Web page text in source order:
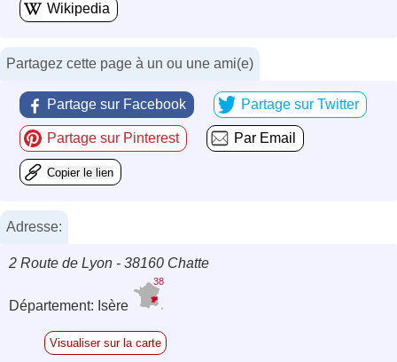
Wikipedia
Partagez cette page à un ou une ami(e)
Partage sur Facebook Partage sur Twitter
Partage sur Pinterest Par Email
Copier le lien
Adresse:
2 Route de Lyon - 38160 Chatte
Département: Isère
38
Visualiser sur la carte